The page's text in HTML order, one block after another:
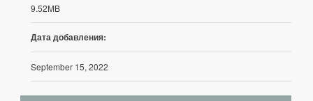
9.52MB
Дата добавления:
September 15, 2022